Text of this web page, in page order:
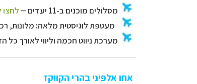
אחו אלפיני בהרי הקווקז